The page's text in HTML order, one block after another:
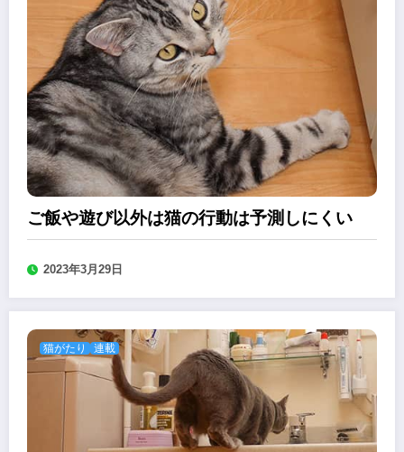
ご飯や遊び以外は猫の行動は予測しにくい
2023年3月29日
猫がたり 連載